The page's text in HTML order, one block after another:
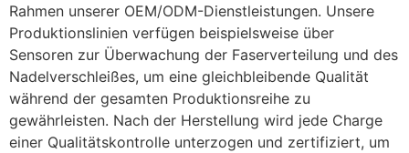
Rahmen unserer OEM/ODM-Dienstleistungen. Unsere
Produktionslinien verfügen beispielsweise über
Sensoren zur Überwachung der Faserverteilung und des
Nadelverschleißes, um eine gleichbleibende Qualität
während der gesamten Produktionsreihe zu
gewährleisten. Nach der Herstellung wird jede Charge
einer Qualitätskontrolle unterzogen und zertifiziert, um